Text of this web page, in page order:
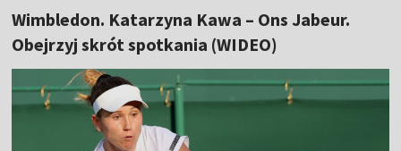
Wimbledon. Katarzyna Kawa – Ons Jabeur.
Obejrzyj skrót spotkania (WIDEO)